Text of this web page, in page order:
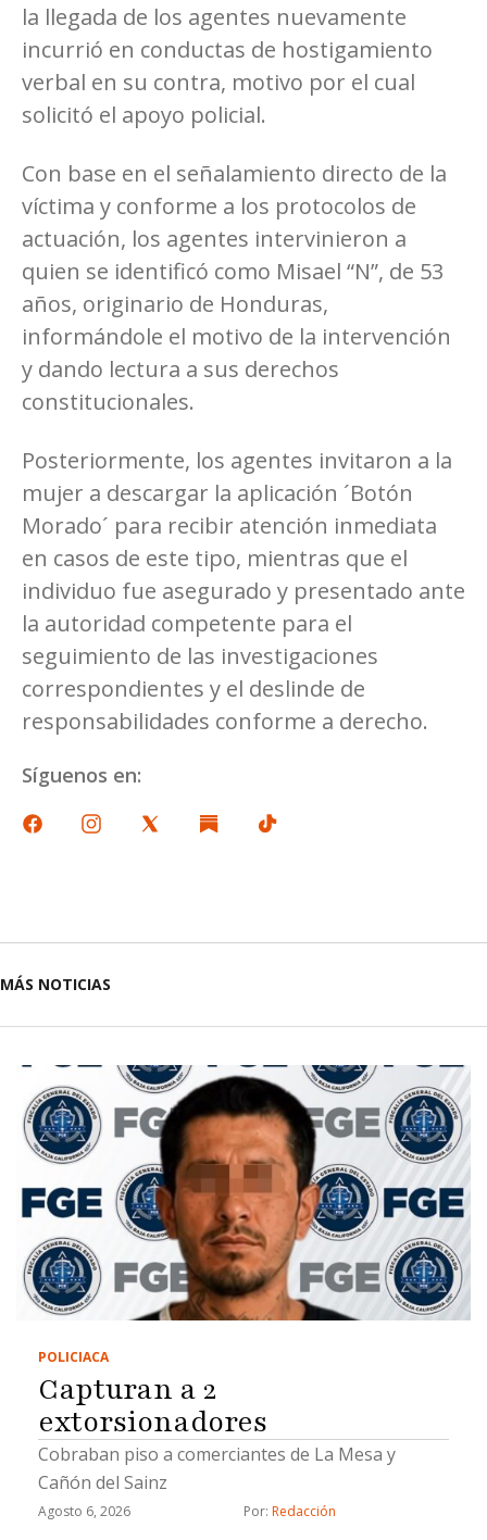
la llegada de los agentes nuevamente
incurrió en conductas de hostigamiento
verbal en su contra, motivo por el cual
solicitó el apoyo policial.
Con base en el señalamiento directo de la
víctima y conforme a los protocolos de
actuación, los agentes intervinieron a
quien se identificó como Misael “N”, de 53
años, originario de Honduras,
informándole el motivo de la intervención
y dando lectura a sus derechos
constitucionales.
Posteriormente, los agentes invitaron a la
mujer a descargar la aplicación ´Botón
Morado´ para recibir atención inmediata
en casos de este tipo, mientras que el
individuo fue asegurado y presentado ante
la autoridad competente para el
seguimiento de las investigaciones
correspondientes y el deslinde de
responsabilidades conforme a derecho.
Síguenos en:
MÁS NOTICIAS
POLICIACA
Capturan a 2
extorsionadores
Cobraban piso a comerciantes de La Mesa y
Cañón del Sainz
Agosto 6, 2026 Por: Redacción